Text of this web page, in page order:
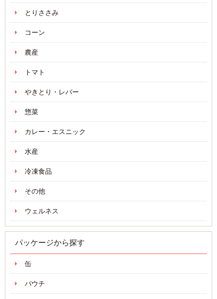
とりささみ
コーン
農産
トマト
やきとり・レバー
惣菜
カレー・エスニック
水産
冷凍食品
その他
ウェルネス
パッケージから探す
缶
パウチ